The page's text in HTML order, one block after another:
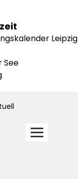
Leipzig
See